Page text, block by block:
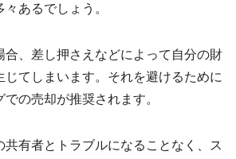
あるでしょう。
合、差し押さえなどによって自分の財
じてしまいます。それを避けるために
の売却が推奨されます。
共有者とトラブルになることなく、ス